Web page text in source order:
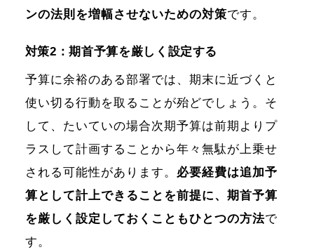
ンの法則を増幅させないための対策です。
対策2：期首予算を厳しく設定する
予算に余裕のある部署では、期末に近づくと
使い切る行動を取ることが殆どでしょう。そ
して、たいていの場合次期予算は前期よりプ
ラスして計画することから年々無駄が上乗せ
される可能性があります。 必要経費は追加予
算として計上できることを前提に、期首予算
を厳しく設定しておくこともひとつの方法で
す。